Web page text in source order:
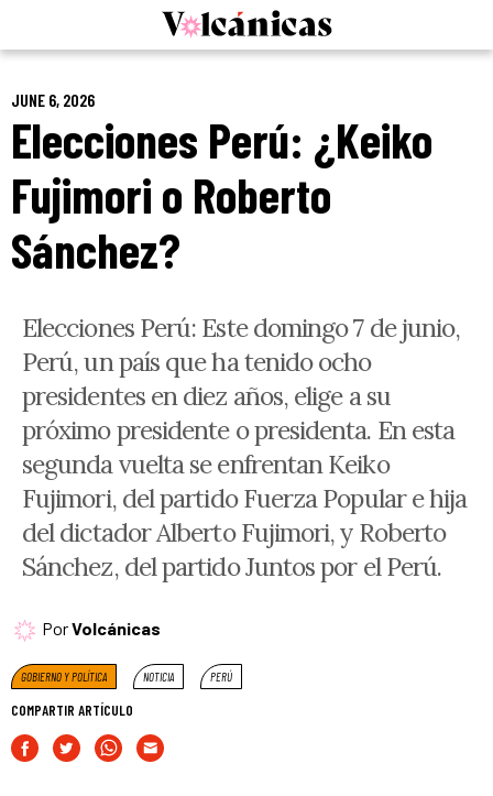
JUNE 6, 2026
Elecciones Perú: ¿Keiko
Fujimori o Roberto
Sánchez?
Elecciones Perú: Este domingo 7 de junio,
Perú, un país que ha tenido ocho
presidentes en diez años, elige a su
próximo presidente o presidenta. En esta
segunda vuelta se enfrentan Keiko
Fujimori, del partido Fuerza Popular e hija
del dictador Alberto Fujimori, y Roberto
Sánchez, del partido Juntos por el Perú.
PorVolcánicas
GOBIERNO Y POLÍTICA NOTICIA PERÚ
COMPARTIR ARTÍCULO